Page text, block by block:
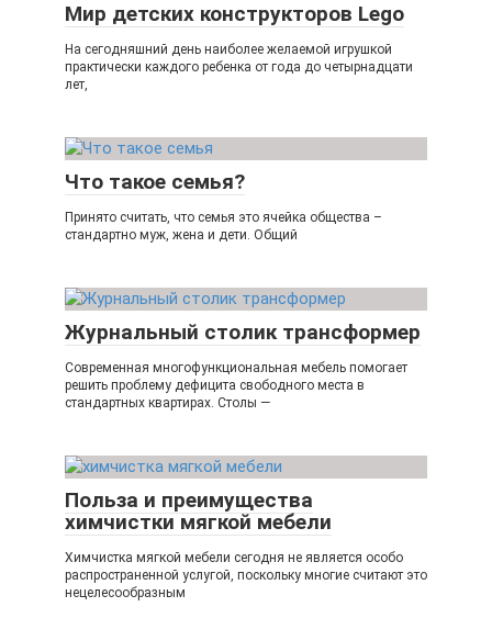
Мир детских конструкторов Lego
На сегодняшний день наиболее желаемой игрушкой
практически каждого ребенка от года до четырнадцати
лет,
Что такое семья?
Принято считать, что семья это ячейка общества –
стандартно муж, жена и дети. Общий
Журнальный столик трансформер
Современная многофункциональная мебель помогает
решить проблему дефицита свободного места в
стандартных квартирах. Столы —
Польза и преимущества
химчистки мягкой мебели
Химчистка мягкой мебели сегодня не является особо
распространенной услугой, поскольку многие считают это
нецелесообразным